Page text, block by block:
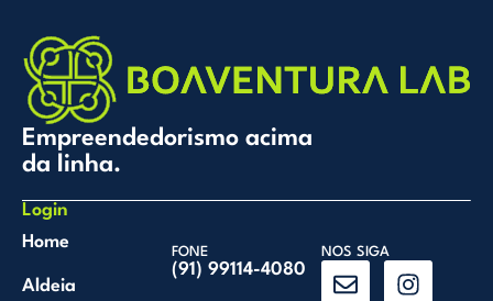
Empreendedorismo acima
da linha.
Login
Home
Aldeia
FONE
(91) 99114-4080
NOS SIGA